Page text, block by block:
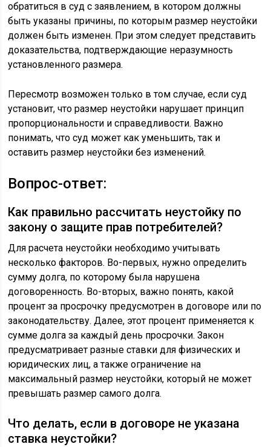
обратиться в суд с заявлением, в котором должны
быть указаны причины, по которым размер неустойки
должен быть изменен. При этом следует представить
доказательства, подтверждающие неразумность
установленного размера.
Пересмотр возможен только в том случае, если суд
установит, что размер неустойки нарушает принцип
пропорциональности и справедливости. Важно
понимать, что суд может как уменьшить, так и
оставить размер неустойки без изменений.
Вопрос-ответ:
Как правильно рассчитать неустойку по
закону о защите прав потребителей?
Для расчета неустойки необходимо учитывать
несколько факторов. Во-первых, нужно определить
сумму долга, по которому была нарушена
договоренность. Во-вторых, важно понять, какой
процент за просрочку предусмотрен в договоре или по
законодательству. Далее, этот процент применяется к
сумме долга за каждый день просрочки. Закон
предусматривает разные ставки для физических и
юридических лиц, а также ограничение на
максимальный размер неустойки, который не может
превышать размер самого долга.
Что делать, если в договоре не указана
ставка неустойки?